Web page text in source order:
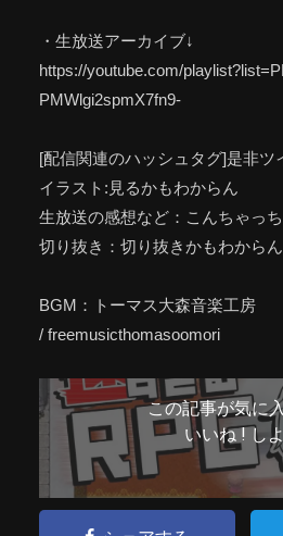
・生放送アーカイブ↓
https://youtube.com/
PMWlgi2spmX7fn9-
[配信関連のハッシュタグ]是非ツ
イラスト:見るかもわからん
生放送の感想など：こんちゃっ
切り抜き：切り抜きかもわからん
BGM：トーマス大森音楽工房
/ freemusicthomasoomori
この記事が気に
いいね ! し